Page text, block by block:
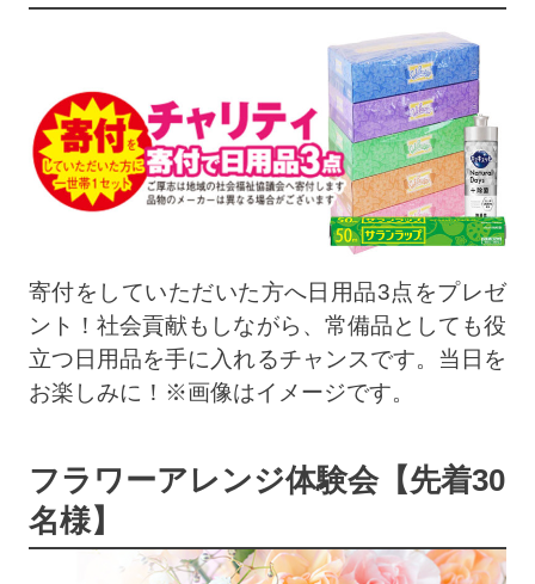
寄付をしていただいた方へ日用品3点をプレゼ
ント！社会貢献もしながら、常備品としても役
立つ日用品を手に入れるチャンスです。当日を
お楽しみに！※画像はイメージです。
フラワーアレンジ体験会【先着30
名様】